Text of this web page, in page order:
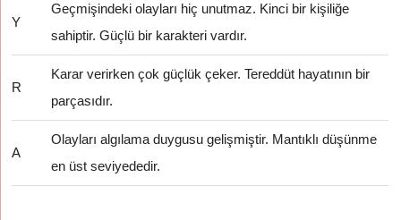
Y
Geçmişindeki olayları hiç unutmaz. Kinci bir kişiliğe
sahiptir. Güçlü bir karakteri vardır.
R
Karar verirken çok güçlük çeker. Tereddüt hayatının bir
parçasıdır.
A
Olayları algılama duygusu gelişmiştir. Mantıklı düşünme
en üst seviyededir.